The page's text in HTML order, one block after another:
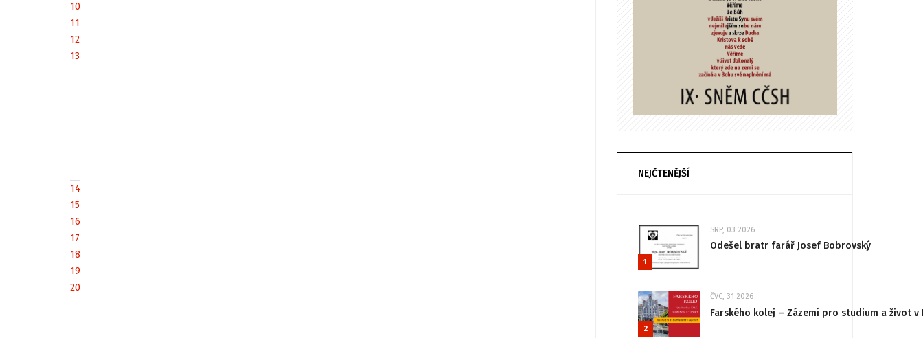
10
11
12
13
14
15
16
17
18
19
20
NEJČTENĚJŠÍ
1
SRP, 03 2026
Odešel bratr farář Josef Bobrovský
2
ČVC, 31 2026
Farského kolej – Zázemí pro studium a život v